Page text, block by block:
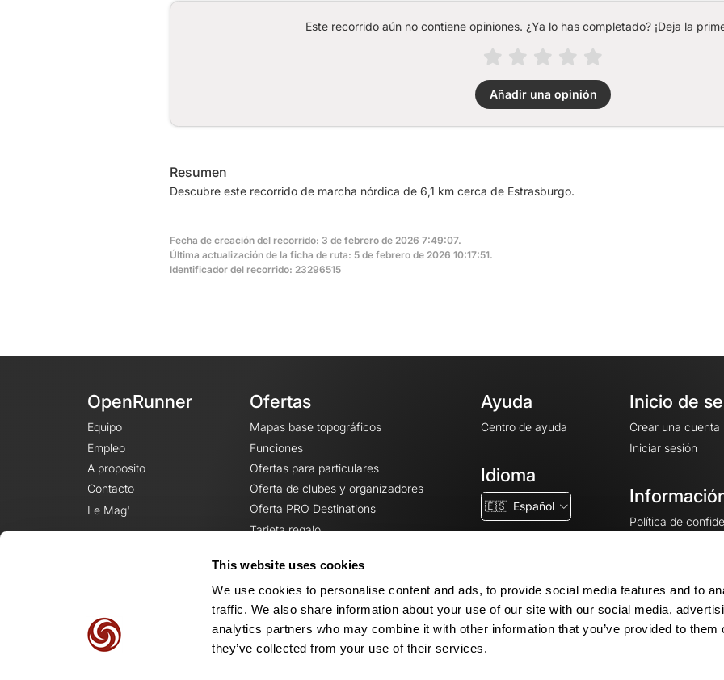
This website uses cookies
We use cookies to personalise content and ads, to provide social media features and to
traffic. We also share information about your use of our site with our social media,
analytics partners who may combine it with other information that you’ve provided to them
they’ve collected from your use of their services.
Este recorrido aún no contiene opiniones. ¿Ya lo has completado? ¡Deja la
Añadir una opinión
Resumen
Descubre este recorrido de marcha nórdica de 6,1 km cerca de Estrasburgo.
Fecha de creación del recorrido: 3 de febrero de 2026 7:49:07.
Última actualización de la ficha de ruta: 5 de febrero de 2026 10:17:51.
Identificador del recorrido: 23296515
OpenRunner
Equipo
Empleo
A proposito
Contacto
Le Mag'
Ofertas
Mapas base topográficos
Funciones
Ofertas para particulares
Oferta de clubes y organizadores
Oferta PRO Destinations
Tarjeta regalo
Ayuda
Centro de ayuda
Idioma
🇪🇸 Español
Inicio de
Crear una cuenta
Iniciar sesión
Política de
Avisos legales
Configuración de